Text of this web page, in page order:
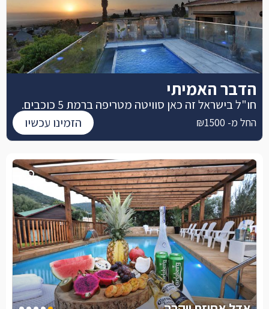
הדבר האמיתי
חו"ל בישראל זה כאן סוויטה מטריפה ברמת 5 כוכבים.
החל מ- ₪1500 הזמינו עכשיו